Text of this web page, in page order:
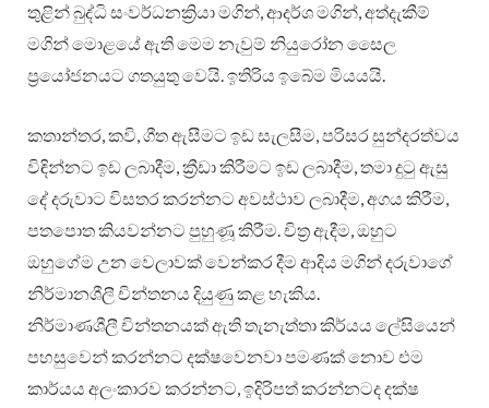
තුළින් බුද්ධි සංවර්ධනක්‍රියා මගින්, ආදර්ශ මගින්, අත්දැකීම්
මගින් මොළයේ ඇති මෙම නැවුම් නියුරෝන සෛල
ප්‍රයෝජනයට ගතයුතු වෙයි. ඉතිරිය ඉබේම මියයයි.
කතාන්තර, කවි, ගීත ඇසීමට ඉඩ සැලසීම, පරිසර සුන්දරත්වය
විඳින්නට ඉඩ ලබාදීම, ක්‍රීඩා කිරීමට ඉඩ ලබාදීම, තමා දුටු ඇසු
දේ දරුවාට විසතර කරන්නට අවස්ථාව ලබාදීම, අගය කිරීම,
පතපොත කියවන්නට පුහුණූ කිරීම. චිත්‍ර ඇදීම, ඔහුට
ඔහුගේම උන වෙලාවක් වෙන්කර දීම ආදිය මගින් දරුවාගේ
නිර්මානශීලී චින්තනය දියුණු කළ හැකිය.
නිර්මාණශීලී චින්තනයක් ඇති තැනැත්තා කිර්යය ලේසියෙන්
පහසුවෙන් කරන්නට දක්ෂවෙනවා පමණක් නොව එම
කාර්යය අලංකාරව කරන්නට, ඉදිරිපත් කරන්නටද දක්ෂ